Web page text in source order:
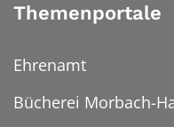
Themenportale
Ehrenamt
Bücherei Morbach-